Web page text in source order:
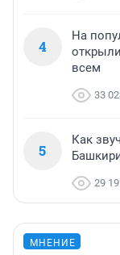
4
На
всем
33
5
Как
29
МНЕНИЕ